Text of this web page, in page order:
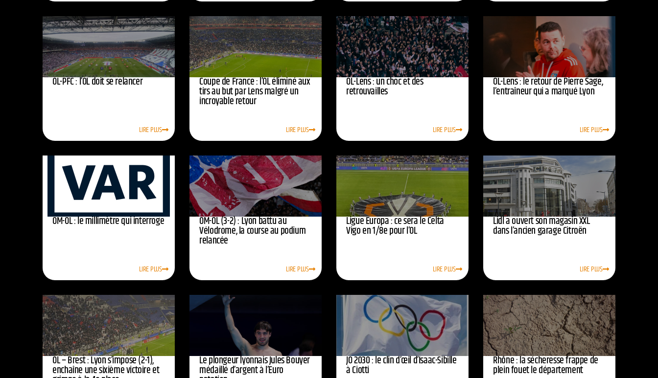
OL-PFC : l’OL doit se relancer
LIRE PLUS
Coupe de France : l’OL éliminé aux
tirs au but par Lens malgré un
incroyable retour
LIRE PLUS
OL-Lens : un choc et des
retrouvailles
LIRE PLUS
OL-Lens : le retour de Pierre Sage,
l’entraîneur qui a marqué Lyon
LIRE PLUS
OM-OL : le millimètre qui interroge
LIRE PLUS
OM-OL (3-2) : Lyon battu au
Vélodrome, la course au podium
relancée
LIRE PLUS
Ligue Europa : ce sera le Celta
Vigo en 1/8e pour l’OL
LIRE PLUS
Lidl a ouvert son magasin XXL
dans l’ancien garage Citroën
LIRE PLUS
OL – Brest : Lyon s’impose (2-1),
enchaîne une sixième victoire et
Le plongeur lyonnais Jules Bouyer
médaillé d’argent à l’Euro
JO 2030 : le clin d’œil d’Isaac-Sibille
à Ciotti
Rhône : la sécheresse frappe de
plein fouet le département